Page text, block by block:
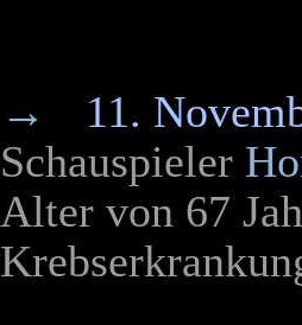
→ 11.
Schauspieler
Alter von 67